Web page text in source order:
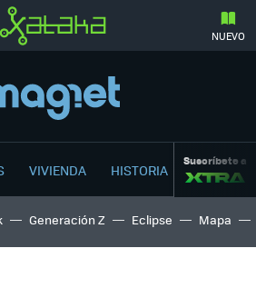
NUEVO
VIVIENDA HISTORIA Suscríbete a
Generación Z Eclipse Mapa